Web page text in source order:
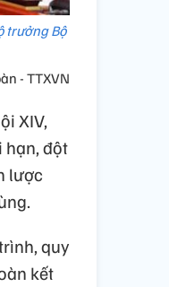
trưởng Bộ
- TTXVN
XIV,
hạn, đột
lược
quy
kết